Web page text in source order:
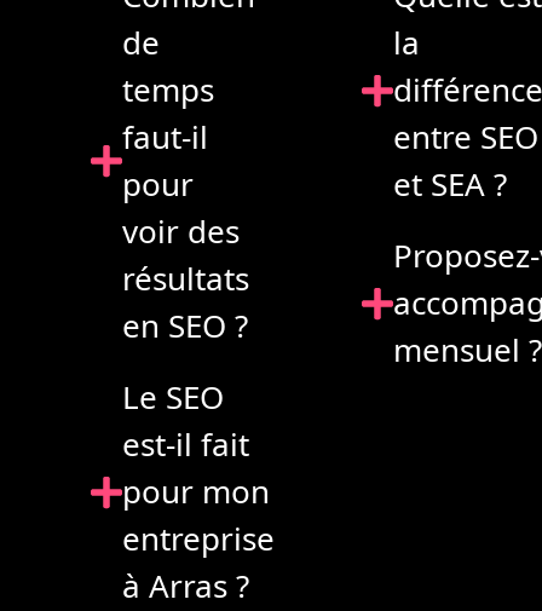
de
temps
faut-il
pour
voir des
résultats
en SEO ?
Le SEO
est-il fait
pour mon
entreprise
à Arras ?
la
entre SEO
et SEA ?
mensuel ?